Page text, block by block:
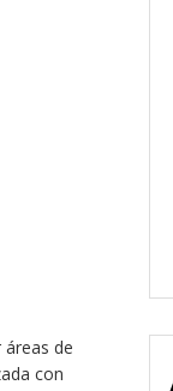
de
con